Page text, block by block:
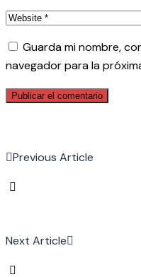
Guarda mi nombre,
navegador para la
Previous Article
Next Article